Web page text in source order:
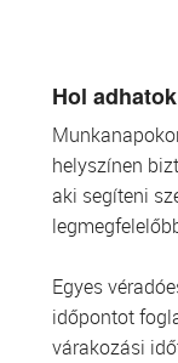
ŐSSEJT
VÁRÓLISTÁK
Hol
helyszínen
aki segíteni
Egyes
időpontot
várakozási